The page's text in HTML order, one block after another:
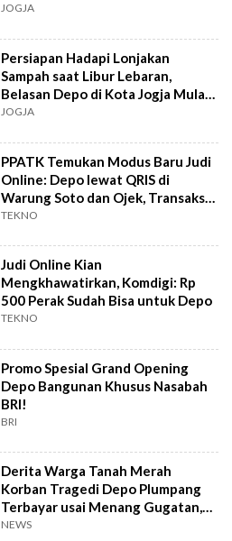
JOGJA
Persiapan Hadapi Lonjakan
Sampah saat Libur Lebaran,
Belasan Depo di Kota Jogja Mulai
Dikosongkan
JOGJA
PPATK Temukan Modus Baru Judi
Online: Depo lewat QRIS di
Warung Soto dan Ojek, Transaksi
Miliaran
TEKNO
Judi Online Kian
Mengkhawatirkan, Komdigi: Rp
500 Perak Sudah Bisa untuk Depo
TEKNO
Promo Spesial Grand Opening
Depo Bangunan Khusus Nasabah
BRI!
BRI
Derita Warga Tanah Merah
Korban Tragedi Depo Plumpang
Terbayar usai Menang Gugatan,
Pertamina Wajib Ganti Rugi
NEWS